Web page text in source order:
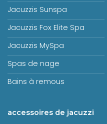
Jacuzzis Sunspa
Jacuzzis Fox Elite Spa
Jacuzzis MySpa
Spas de nage
Bains à remous
accessoires de jacuzzi